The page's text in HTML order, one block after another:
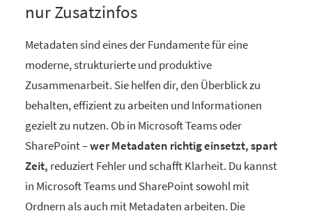
nur Zusatzinfos
Metadaten sind eines der Fundamente für eine
moderne, strukturierte und produktive
Zusammenarbeit. Sie helfen dir, den Überblick zu
behalten, effizient zu arbeiten und Informationen
gezielt zu nutzen. Ob in Microsoft Teams oder
SharePoint –wer Metadaten richtig einsetzt, spart
Zeit, reduziert Fehler und schafft Klarheit. Du kannst
in Microsoft Teams und SharePoint sowohl mit
Ordnern als auch mit Metadaten arbeiten. Die